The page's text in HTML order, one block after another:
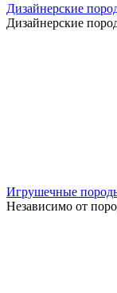
Дизайнерские
Дизайнерские
Игрушечные
Независимо от